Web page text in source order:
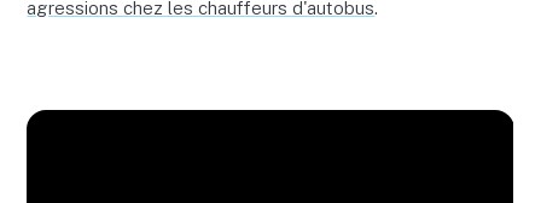
agressions chez les chauffeurs d'autobus.